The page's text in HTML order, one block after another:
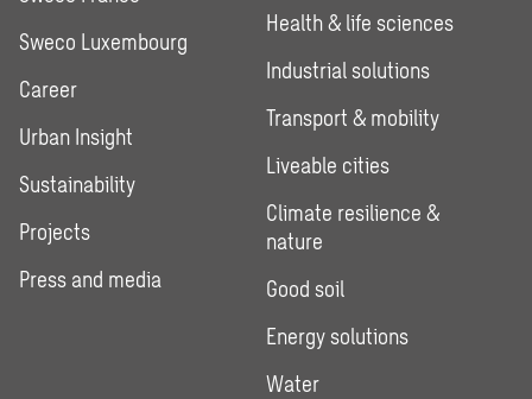
Sweco Luxembourg
Career
Urban Insight
Sustainability
Projects
Press and media
Health & life sciences
Industrial solutions
Transport & mobility
Liveable cities
Climate resilience &
nature
Good soil
Energy solutions
Water